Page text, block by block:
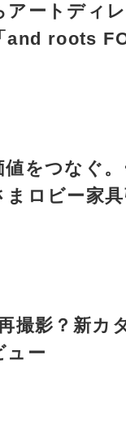
アートディ
and roots
プン！ ＜
をつなぐ
ロビー家
撮影？新カ
ュー